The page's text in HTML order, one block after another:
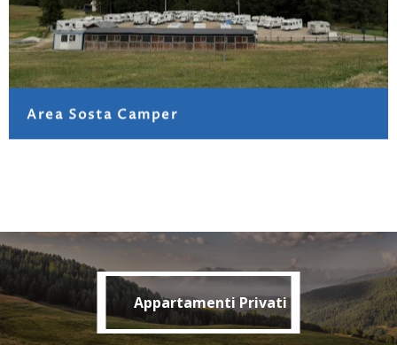
Area Sosta Camper
Appartamenti Privati
Appartamenti Privati